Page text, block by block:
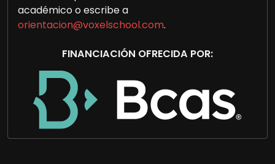
académico o escribe a
orientacion@voxelschool.com.
FINANCIACIÓN OFRECIDA POR: